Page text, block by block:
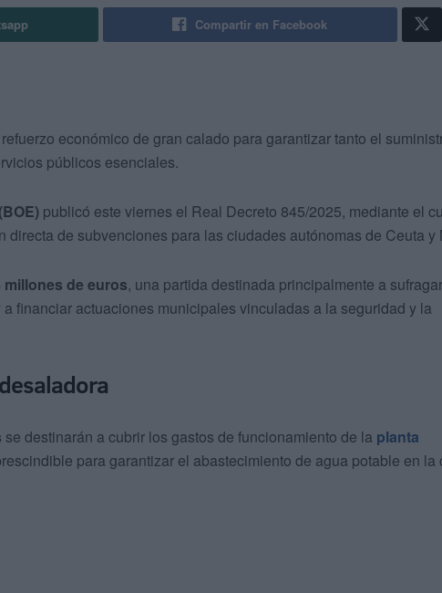
Compartir en Facebook
económico de gran calado para garantizar tanto el
públicos esenciales.
publicó este viernes el Real Decreto 845/2025, mediante el
directa de subvenciones para las ciudades autónomas de Ceuta y
millones de euros, una partida destinada principalmente a
financiar actuaciones municipales vinculadas a la seguridad y la
se destinarán a cubrir los gastos de funcionamiento de la planta
para garantizar el abastecimiento de agua potable en la